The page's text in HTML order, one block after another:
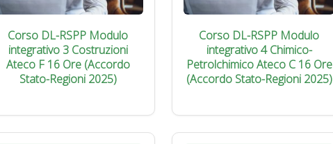
Corso DL-RSPP Modulo
integrativo 3 Costruzioni
Ateco F 16 Ore (Accordo
Stato-Regioni 2025)
Corso DL-RSPP Modulo
integrativo 4 Chimico-
Petrolchimico Ateco C 16 Ore
(Accordo Stato-Regioni 2025)